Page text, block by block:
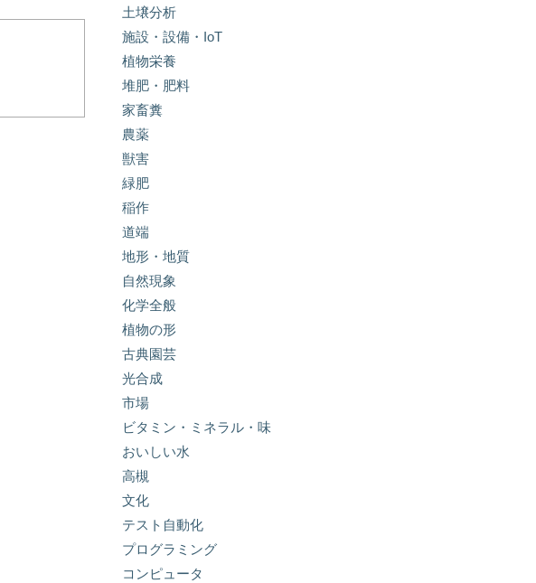
土壌分析
施設・設備・IoT
植物栄養
堆肥・肥料
家畜糞
農薬
獣害
緑肥
稲作
道端
地形・地質
自然現象
化学全般
植物の形
古典園芸
光合成
市場
ビタミン・ミネラル・味
おいしい水
高槻
文化
テスト自動化
プログラミング
コンピュータ